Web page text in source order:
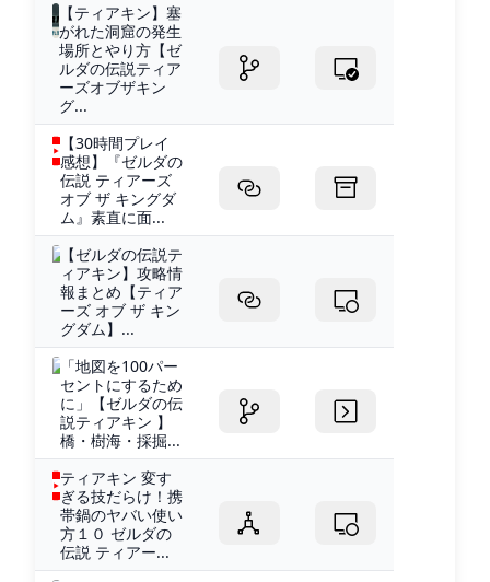
【ティアキン】塞
がれた洞窟の発生
場所とやり方【ゼ
ルダの伝説ティア
ーズオブザキン
グ...
【30時間プレイ
感想】『ゼルダの
伝説 ティアーズ
オブ ザ キングダ
ム』素直に面...
【ゼルダの伝説テ
ィアキン】攻略情
報まとめ【ティア
ーズ オブ ザ キン
グダム】...
「地図を100パー
セントにするため
に」【ゼルダの伝
説ティアキン 】
橋・樹海・採掘...
ティアキン 変す
ぎる技だらけ！携
帯鍋のヤバい使い
方１０ ゼルダの
伝説 ティアー...